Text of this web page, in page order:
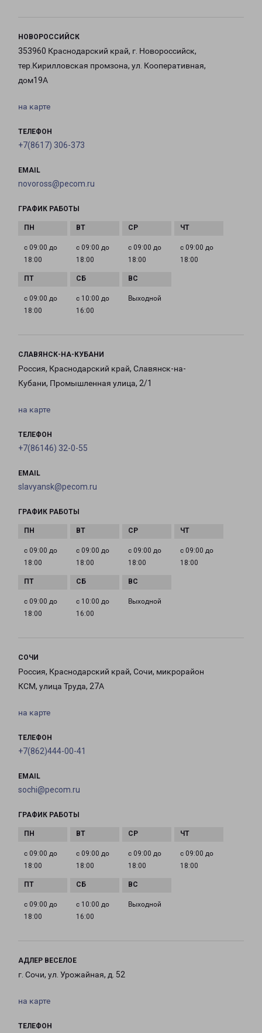
НОВОРОССИЙСК
353960 Краснодарский край, г. Новороссийск,
тер.Кирилловская промзона, ул. Кооперативная,
дом19А
на карте
ТЕЛЕФОН
+7(8617) 306-373
EMAIL
novoross@pecom.ru
ГРАФИК РАБОТЫ
с 09:00 до
18:00
с 09:00 до
18:00
с 09:00 до
18:00
с 09:00 до
18:00
с 09:00 до
18:00
с 10:00 до
16:00
Выходной
СЛАВЯНСК-НА-КУБАНИ
Россия, Краснодарский край, Славянск-на-
Кубани, Промышленная улица, 2/1
на карте
ТЕЛЕФОН
+7(86146) 32-0-55
EMAIL
slavyansk@pecom.ru
ГРАФИК РАБОТЫ
с 09:00 до
18:00
с 09:00 до
18:00
с 09:00 до
18:00
с 09:00 до
18:00
с 09:00 до
18:00
с 10:00 до
16:00
Выходной
СОЧИ
Россия, Краснодарский край, Сочи, микрорайон
КСМ, улица Труда, 27А
на карте
ТЕЛЕФОН
+7(862)444-00-41
EMAIL
sochi@pecom.ru
ГРАФИК РАБОТЫ
с 09:00 до
18:00
с 09:00 до
18:00
с 09:00 до
18:00
с 09:00 до
18:00
с 09:00 до
18:00
с 10:00 до
16:00
Выходной
АДЛЕР ВЕСЕЛОЕ
г. Сочи, ул. Урожайная, д. 52
на карте
ТЕЛЕФОН